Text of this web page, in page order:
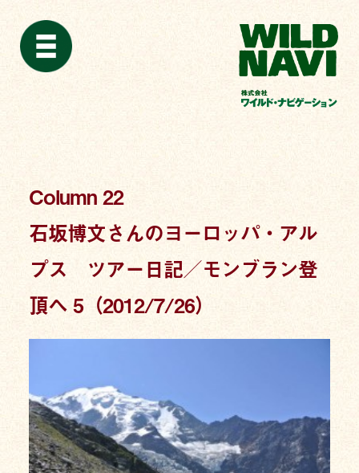
Column 22
石坂博文さんのヨーロッパ・アル
プス ツアー日記／モンブラン登
頂へ 5（2012/7/26）